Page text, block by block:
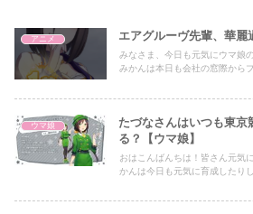
アニメ エアグルーヴ先輩、華麗
みなさま、今日も元気にウマ娘
みかんは本日も会社の窓際から
ウマ娘
たづなさんはいつも東京
る？【ウマ娘】
おはこんばんちは！皆さん元気
かんは今日も元気に育成したり